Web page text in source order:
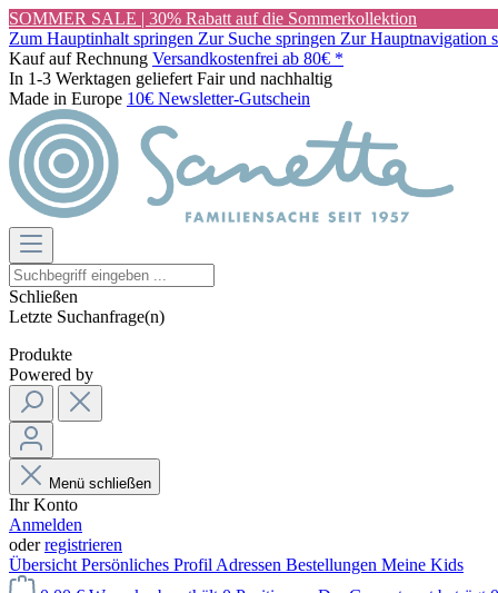
SOMMER SALE | 30% Rabatt auf die Sommerkollektion
Zum Hauptinhalt springen Zur Suche springen Zur Hauptnavigation
Kauf auf Rechnung Versandkostenfrei ab 80€ *
In 1-3 Werktagen geliefert Fair und nachhaltig
Made in Europe 10€ Newsletter-Gutschein
Schließen
Letzte Suchanfrage(n)
Produkte
Powered by
Menü schließen
Ihr Konto
Anmelden
oderregistrieren
Übersicht Persönliches Profil Adressen Bestellungen Meine Kids